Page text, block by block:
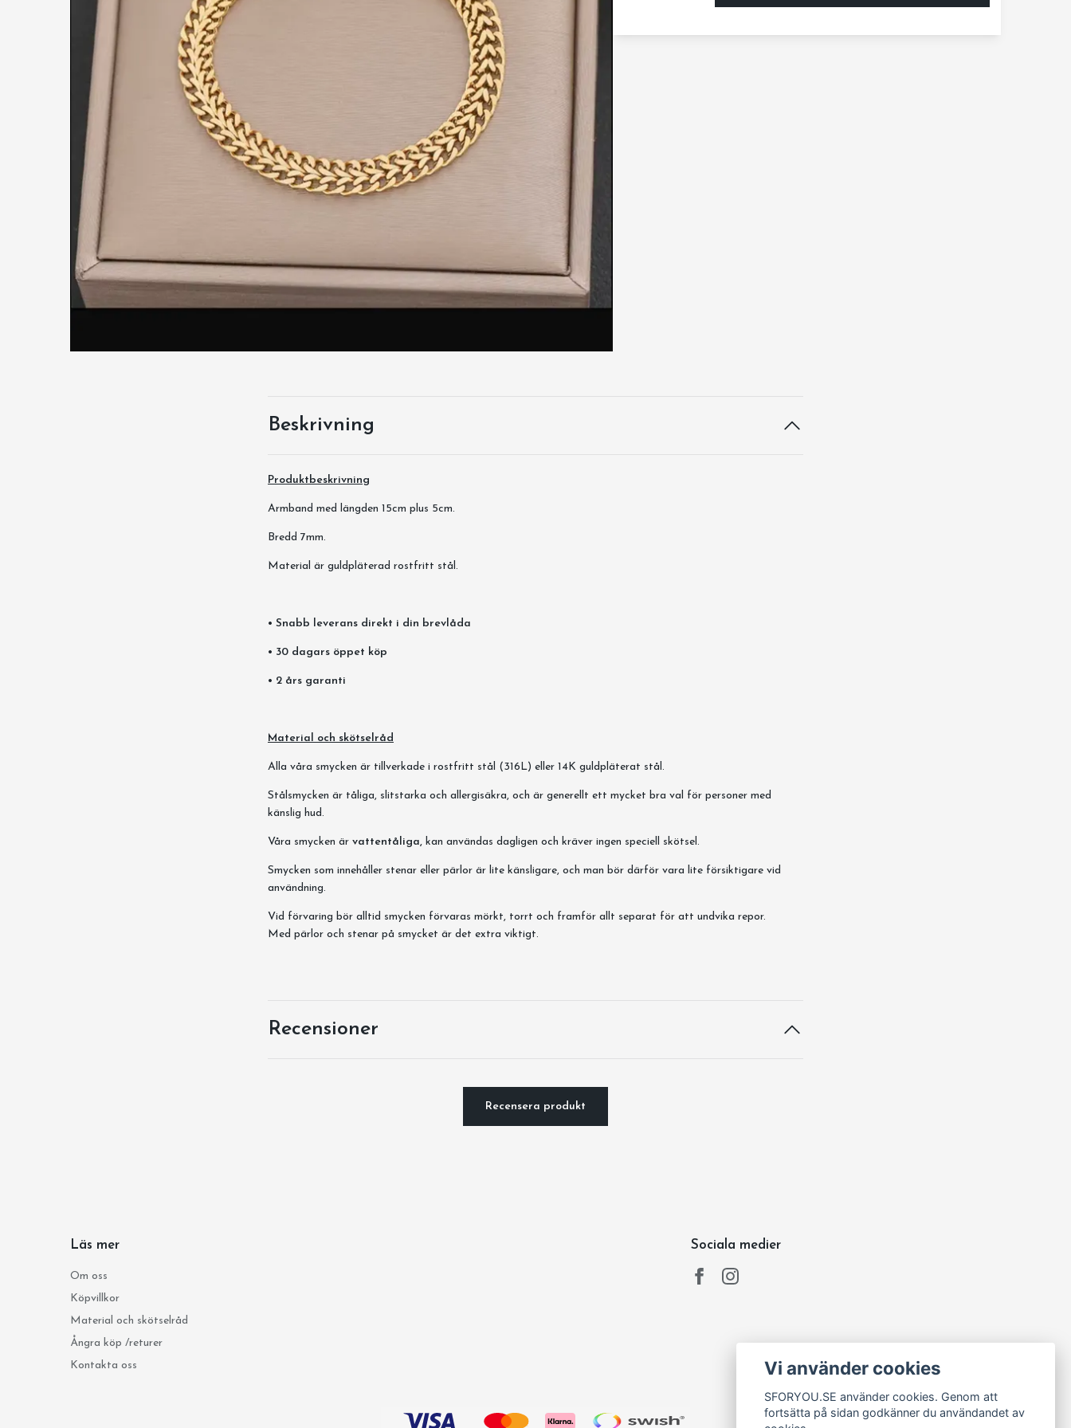
Beskrivning
Produktbeskrivning
Armband med längden 15cm plus 5cm.
Bredd 7mm.
Material är guldpläterad rostfritt stål.
• Snabb leverans direkt i din brevlåda
• 30 dagars öppet köp
• 2 års garanti
Material och skötselråd
Alla våra smycken är tillverkade i rostfritt stål (316L) eller 14K guldpläterat stål.
Stålsmycken är tåliga, slitstarka och allergisäkra, och är generellt ett mycket bra val för personer med
känslig hud.
Våra smycken är vattentåliga, kan användas dagligen och kräver ingen speciell skötsel.
Smycken som innehåller stenar eller pärlor är lite känsligare, och man bör därför vara lite försiktigare vid
användning.
Vid förvaring bör alltid smycken förvaras mörkt, torrt och framför allt separat för att undvika repor.
Med pärlor och stenar på smycket är det extra viktigt.
Recensioner
Recensera produkt
Läs mer
Om oss
Köpvillkor
Material och skötselråd
Ångra köp /returer
Kontakta oss
Sociala medier
Vi använder cookies
SFORYOU.SE använder cookies. Genom att
fortsätta på sidan godkänner du användandet av